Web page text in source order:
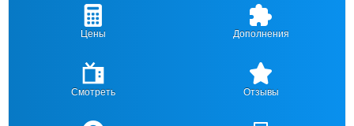
Цены Дополнения
Смотреть Отзывы